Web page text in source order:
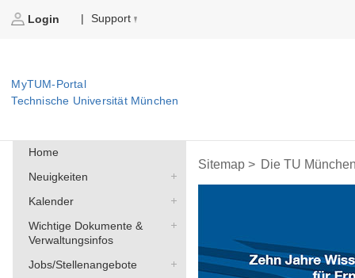
Login | Support
MyTUM-Portal
Technische Universität München
Home
Neuigkeiten
Kalender
Wichtige Dokumente &
Verwaltungsinfos
Jobs/Stellenangebote
Sitemap > Die TU